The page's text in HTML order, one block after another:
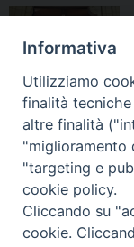
Apertura Anno
Giubilare 2025
CONTATTI:
LUCERA: Piazza
0881/520882 - e-
Vescovo: tel/fax
Informativa
Utilizziamo
finalità
altre finalità
"miglioramento
"targeting e
cookie policy.
Cliccando su
cookie.